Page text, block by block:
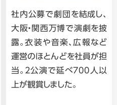
社内公募で劇団を結成し、
大阪・関西万博で演劇を披
露。衣装や音楽、広報など
運営のほとんどを社員が担
当。2公演で延べ700人以
上が観賞しました。